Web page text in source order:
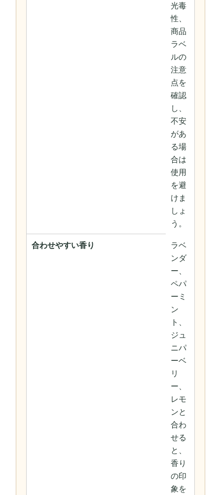
光毒
性、
商品
ラベ
ルの
注意
点を
確認
し、
不安
があ
る場
合は
使用
を避
けま
しょ
う。
合わせやすい香り
ラベ
ンダ
ー、
ペパ
ーミ
ン
ト、
ジュ
ニパ
ーベ
リ
ー、
レモ
ンと
合わ
せる
と、
香り
の印
象を